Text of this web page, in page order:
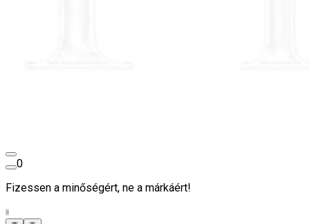
0
Fizessen a minőségért, ne a márkáért!